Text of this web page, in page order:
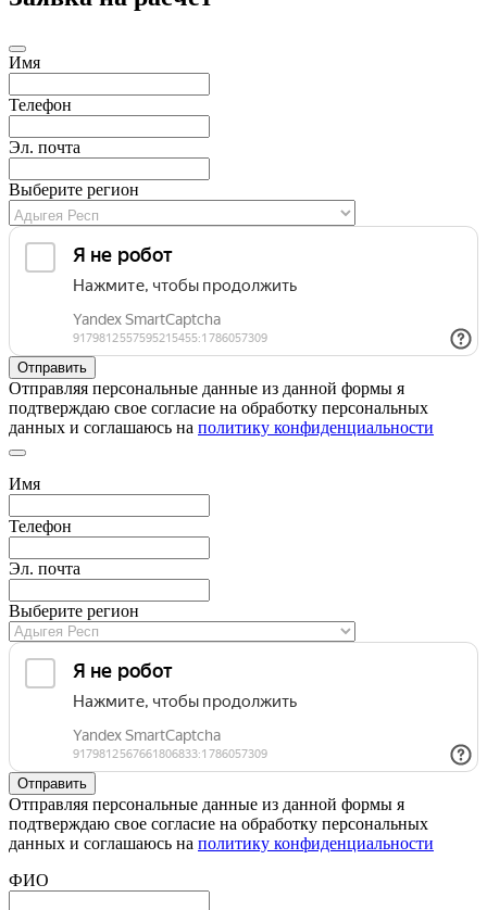
Имя
Телефон
Эл. почта
Выберите регион
Отправляя персональные данные из данной формы я
подтверждаю свое согласие на обработку персональных
данных и соглашаюсь на политику конфиденциальности
Имя
Телефон
Эл. почта
Выберите регион
Отправляя персональные данные из данной формы я
подтверждаю свое согласие на обработку персональных
данных и соглашаюсь на политику конфиденциальности
ФИО